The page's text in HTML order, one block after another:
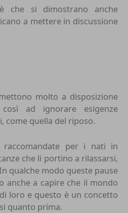
che si dimostrano anche
a mettere in discussione
molto a disposizione
ad ignorare esigenze
come quella del riposo.
raccomandate per i nati in
che li portino a rilassarsi,
qualche modo queste pause
anche a capire che il mondo
loro e questo è un concetto
quanto prima.